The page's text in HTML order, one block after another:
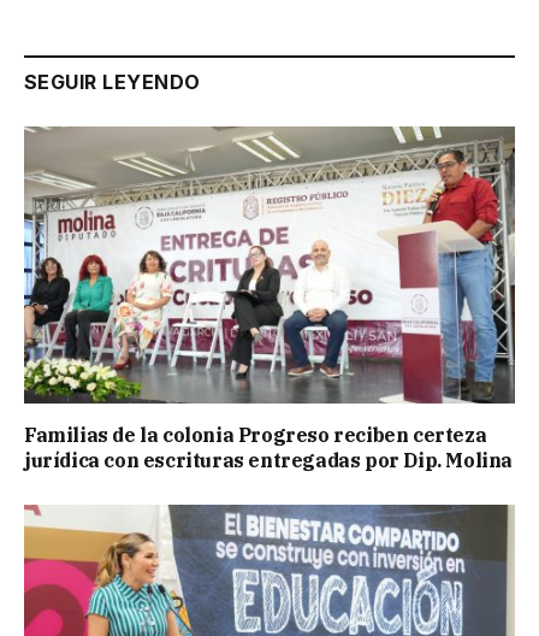
SEGUIR LEYENDO
Familias de la colonia Progreso reciben certeza
jurídica con escrituras entregadas por Dip. Molina